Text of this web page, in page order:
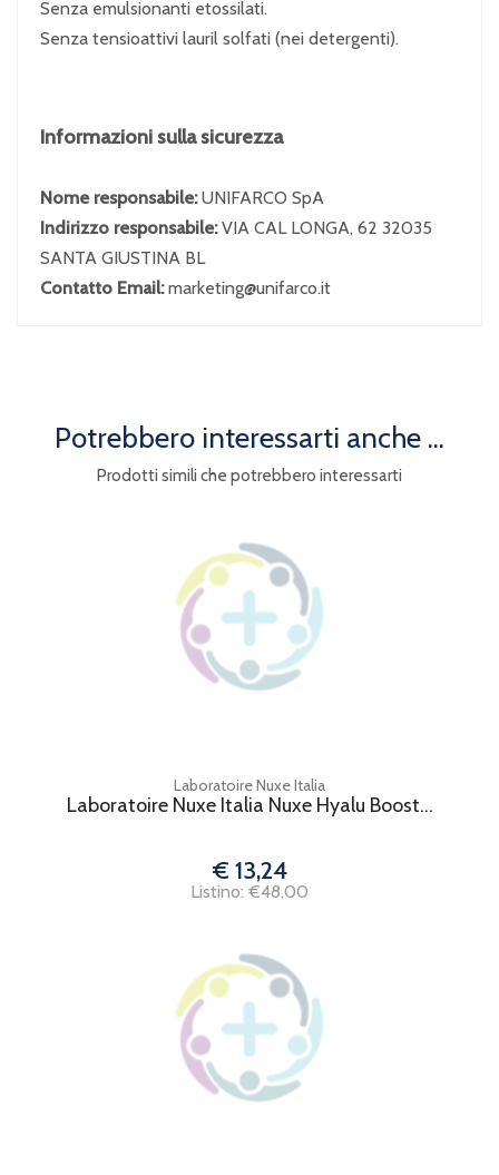
Senza emulsionanti etossilati.
Senza tensioattivi lauril solfati (nei detergenti).
Informazioni sulla sicurezza
Nome responsabile:UNIFARCO SpA
Indirizzo responsabile:VIA CAL LONGA, 62 32035
SANTA GIUSTINA BL
Contatto Email:marketing@unifarco.it
Potrebbero interessarti anche ...
Prodotti simili che potrebbero interessarti
Laboratoire Nuxe Italia
Laboratoire Nuxe Italia Nuxe Hyalu Boost...
€ 13,24
Listino: €48,00